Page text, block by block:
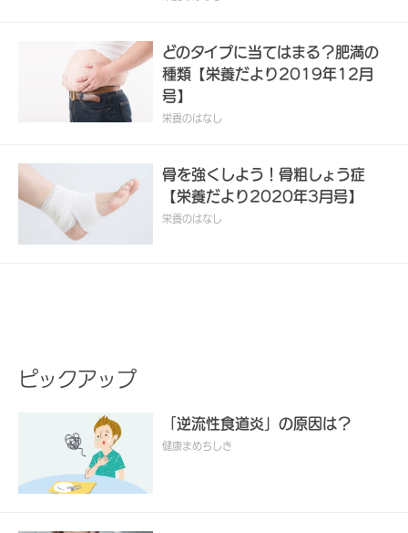
どのタイプに当てはまる？肥満の
種類【栄養だより2019年12月
号】
栄養のはなし
骨を強くしよう！骨粗しょう症
【栄養だより2020年3月号】
栄養のはなし
ピックアップ
「逆流性食道炎」の原因は？
健康まめちしき